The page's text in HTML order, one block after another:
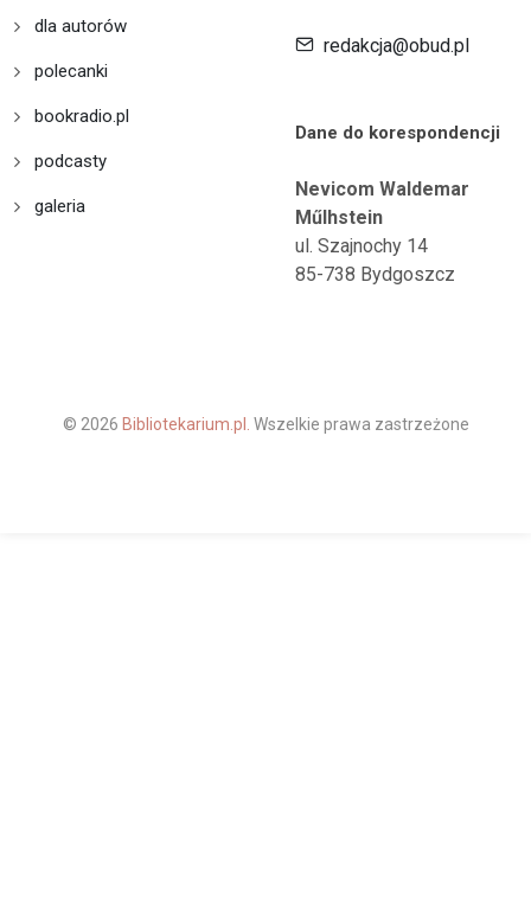
dla autorów
polecanki
bookradio.pl
podcasty
galeria
redakcja@obud.pl
Dane do korespondencji
Nevicom Waldemar
Műlhstein
ul. Szajnochy 14
85-738 Bydgoszcz
© 2026 Bibliotekarium.pl. Wszelkie prawa zastrzeżone